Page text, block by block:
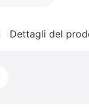
Dettagli del